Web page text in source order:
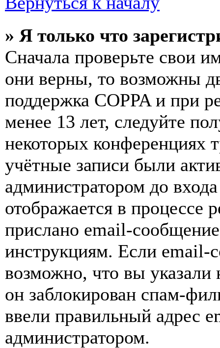
» Я только что
Сначала проверьте свои
они верны, то возможны
поддержка COPPA и при
менее 13 лет, следуйте
некоторых конференциях
учётные записи были
администратором до
отображается в процессе
прислано email-
инструкциям. Если email-
возможно, что вы
он заблокирован спам-
ввели правильный адрес
администратором.